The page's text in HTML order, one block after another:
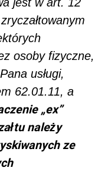
osoby fizyczne,
usługi,
62.01.11, a
„ex”
należy
ze